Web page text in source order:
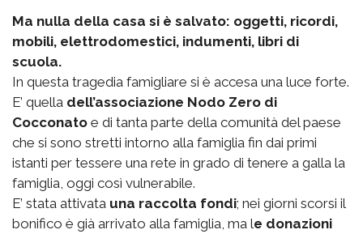
Ma nulla della casa si è salvato: oggetti, ricordi,
mobili, elettrodomestici, indumenti, libri di
scuola.
In questa tragedia famigliare si è accesa una luce forte.
E’ quella dell’associazione Nodo Zero di
Cocconato e di tanta parte della comunità del paese
che si sono stretti intorno alla famiglia fin dai primi
istanti per tessere una rete in grado di tenere a galla la
famiglia, oggi così vulnerabile.
E’ stata attivata una raccolta fondi; nei giorni scorsi il
bonifico è già arrivato alla famiglia, ma le donazioni